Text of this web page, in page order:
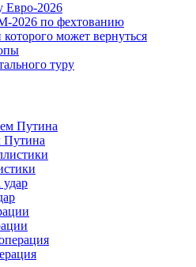
Евро-2026
2026 по фехтованию
может вернуться
туру
Путина